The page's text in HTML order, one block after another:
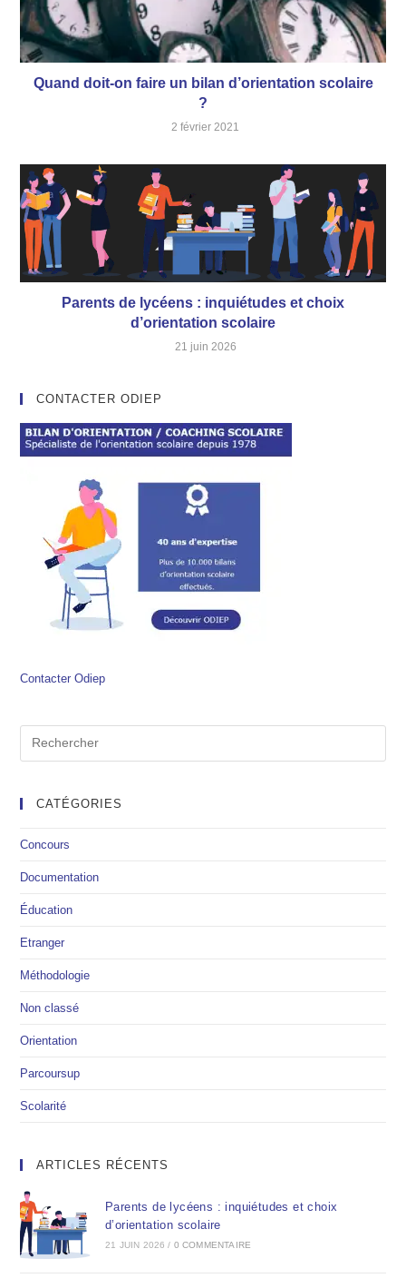
Quand doit-on faire un bilan d’orientation scolaire
?
2 février 2021
Parents de lycéens : inquiétudes et choix
d’orientation scolaire
21 juin 2026
CONTACTER ODIEP
Contacter Odiep
CATÉGORIES
Concours
Documentation
Éducation
Etranger
Méthodologie
Non classé
Orientation
Parcoursup
Scolarité
ARTICLES RÉCENTS
Parents de lycéens : inquiétudes et choix
d’orientation scolaire
21 JUIN 2026 / 0 COMMENTAIRE